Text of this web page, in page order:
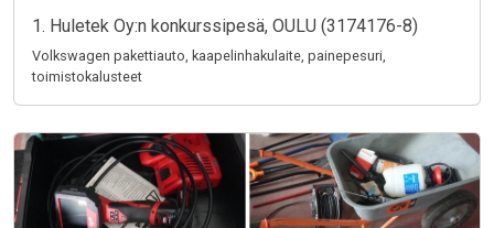
1. Huletek Oy:n konkurssipesä, OULU (3174176-8)
Volkswagen pakettiauto, kaapelinhakulaite, painepesuri,
toimistokalusteet